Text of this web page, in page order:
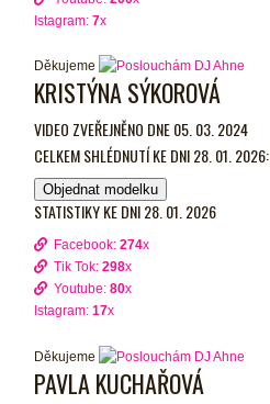
Istagram:7x
Děkujeme
KRISTÝNA SÝKOROVÁ
VIDEO ZVEŘEJNĚNO DNE 05. 03. 2024
CELKEM SHLÉDNUTÍ KE DNI 28. 01. 2026:
Objednat modelku
STATISTIKY KE DNI 28. 01. 2026
Facebook:274x
Tik Tok:298x
Youtube:80x
Istagram:17x
Děkujeme
PAVLA KUCHAŘOVÁ